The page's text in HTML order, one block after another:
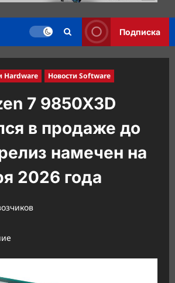
Подписка
Hardware Новости Software
7 9850X3D
в продаже до
намечен на
2026 года